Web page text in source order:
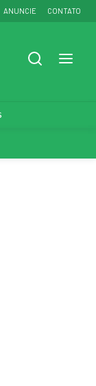
ANUNCIE CONTATO